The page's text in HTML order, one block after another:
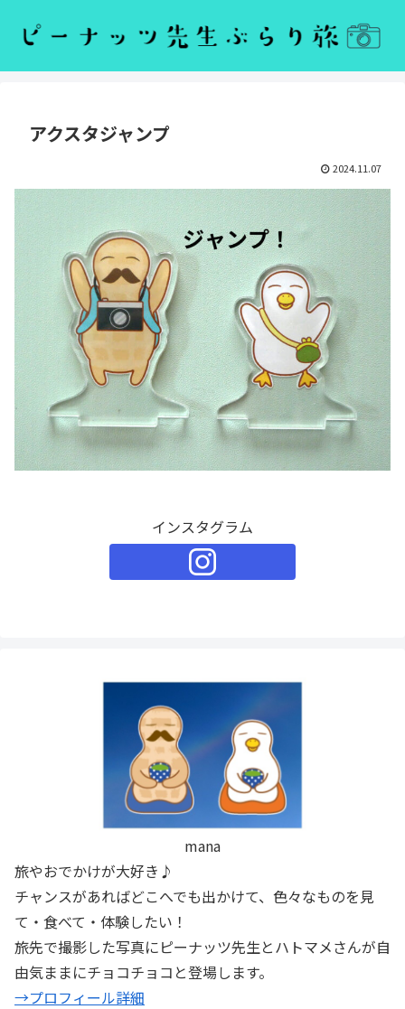
アクスタジャンプ
2024.11.07
インスタグラム
mana
旅やおでかけが大好き♪
チャンスがあればどこへでも出かけて、色々なものを見
て・食べて・体験したい！
旅先で撮影した写真にピーナッツ先生とハトマメさんが自
由気ままにチョコチョコと登場します。
→プロフィール詳細